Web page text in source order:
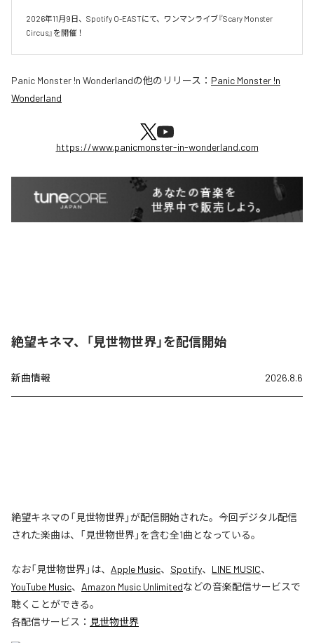
2026年11月9日、Spotify O-EASTにて、ワンマンライブ『Scary Monster
Circus』を開催！
Panic Monster !n Wonderlandの他のリリース： Panic Monster !n
Wonderland
https://www.panicmonster-in-wonderland.com
絶望キネマ、「見世物世界」を配信開始
新曲情報 2026.8.6
絶望キネマの「見世物世界」が配信開始された。今回デジタル配信
された楽曲は、「見世物世界」を含む全1曲となっている。
なお「見世物世界」は、 Apple Music、 Spotify、 LINE MUSIC、
YouTube Music、 Amazon Music Unlimitedなどの音楽配信サービスで
聴くことができる。
各配信サービス： 見世物世界